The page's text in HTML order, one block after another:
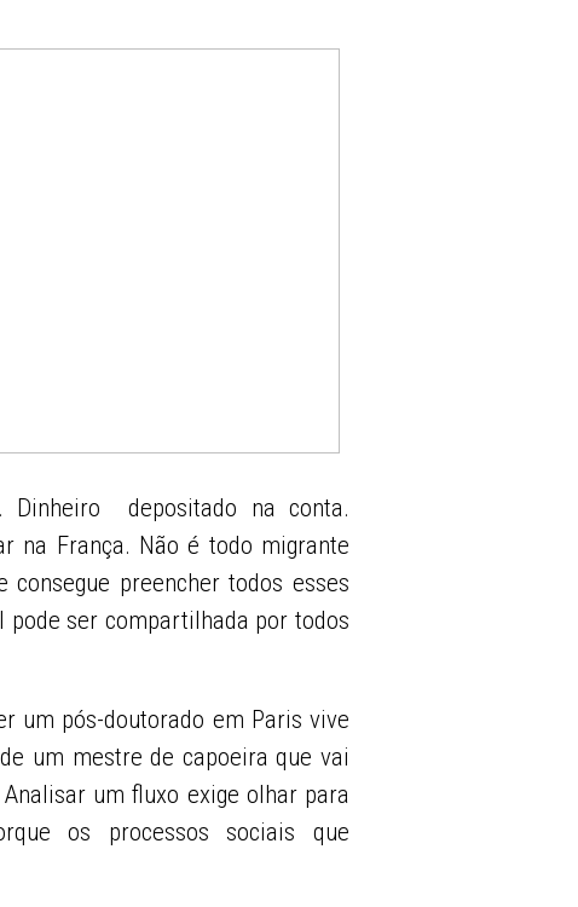
Dinheiro depositado na conta.
na França. Não é todo migrante
preencher todos esses
ser compartilhada por todos
um pós-doutorado em Paris vive
um mestre de capoeira que vai
um fluxo exige olhar para
os processos sociais que